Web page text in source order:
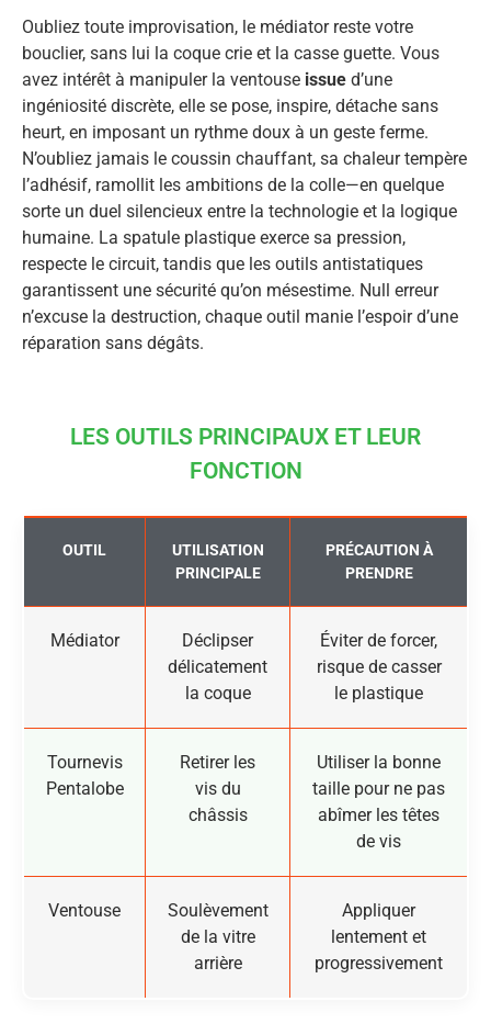
Oubliez toute improvisation, le médiator reste votre
bouclier, sans lui la coque crie et la casse guette. Vous
avez intérêt à manipuler la ventouse issue d’une
ingéniosité discrète, elle se pose, inspire, détache sans
heurt, en imposant un rythme doux à un geste ferme.
N’oubliez jamais le coussin chauffant, sa chaleur tempère
l’adhésif, ramollit les ambitions de la colle—en quelque
sorte un duel silencieux entre la technologie et la logique
humaine. La spatule plastique exerce sa pression,
respecte le circuit, tandis que les outils antistatiques
garantissent une sécurité qu’on mésestime. Null erreur
n’excuse la destruction, chaque outil manie l’espoir d’une
réparation sans dégâts.
LES OUTILS PRINCIPAUX ET LEUR
FONCTION
OUTIL
UTILISATION
PRINCIPALE
PRÉCAUTION À
PRENDRE
Médiator
Déclipser
délicatement
la coque
Éviter de forcer,
risque de casser
le plastique
Tournevis
Pentalobe
Retirer les
vis du
châssis
Utiliser la bonne
taille pour ne pas
abîmer les têtes
de vis
Ventouse
Soulèvement
de la vitre
arrière
Appliquer
lentement et
progressivement